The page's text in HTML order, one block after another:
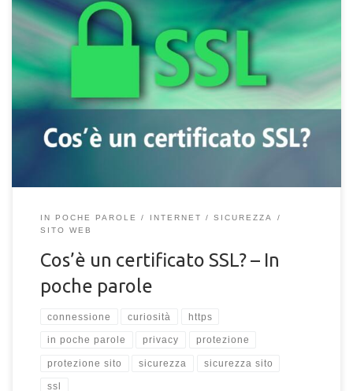
Molti siti web utilizzano connessioni sicure crittografate per
proteggere i dati degli utenti che lo visitano e del sito stesso
che la utilizza. In poche parole: Un certificato SSL (Secure
Socket Layer) è necessario a tale scopo. Servirà appunto a
fornire connessioni crittografate tra il server e l’utente finale
eventuali dati […]
IN POCHE PAROLE INTERNET
SICUREZZA
SITO WEB
Cos’è un certificato SSL? – In
poche parole
connessione curiosità https
in poche parole privacy protezione
protezione sito sicurezza sicurezza sito
ssl